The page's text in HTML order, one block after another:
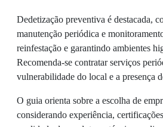
Dedetização preventiva é destacada,
manutenção periódica e
reinfestação e garantindo ambientes
Recomenda-se contratar serviços
vulnerabilidade do local e a presença
O guia orienta sobre a escolha de
considerando experiência,